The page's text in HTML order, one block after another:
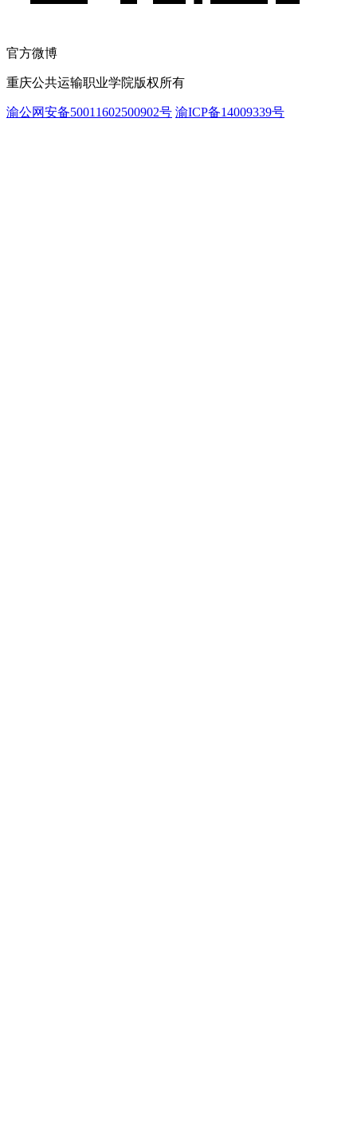
官方微博
重庆公共运输职业学院版权所有
渝公网安备50011602500902号 渝ICP备14009339号